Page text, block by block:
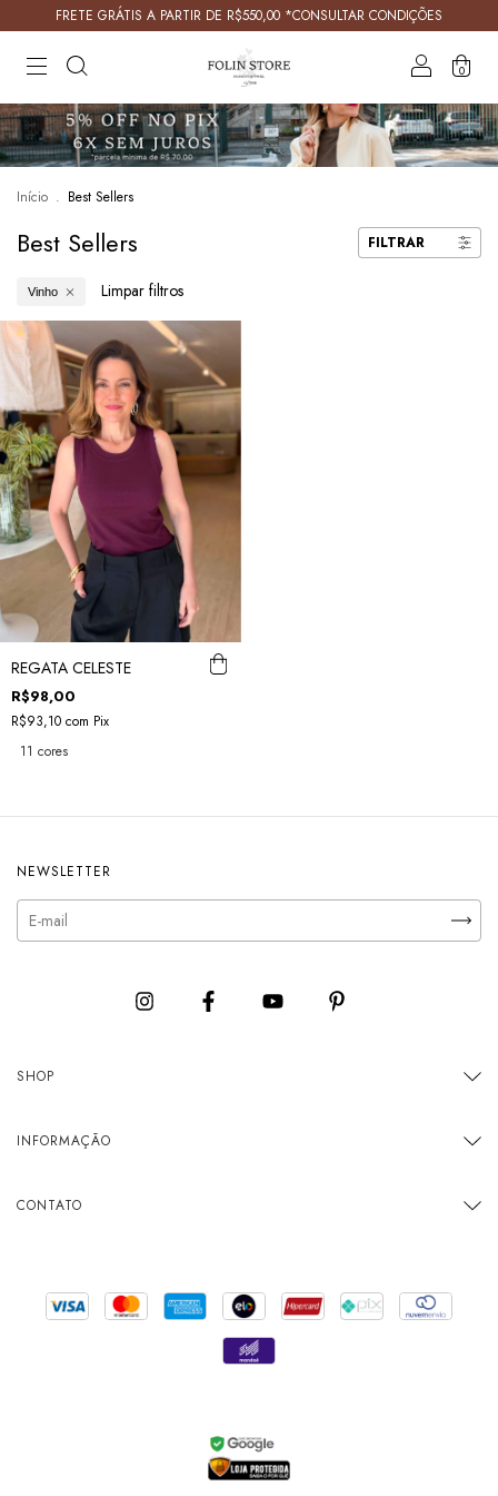
FRETE GRÁTIS A PARTIR DE R$550,00 *CONSULTAR CONDIÇÕES
0
Início . Best Sellers
Best Sellers FILTRAR
Vinho Limpar filtros
REGATA CELESTE
R$98,00
R$93,10 com Pix
11 cores
NEWSLETTER
SHOP
INFORMAÇÃO
CONTATO